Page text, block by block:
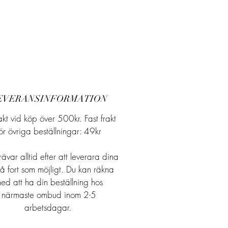
vid köp över 500kr. Fast frakt
övriga beställningar: 49kr
alltid efter att leverara dina
fort som möjligt. Du kan räkna
att ha din beställning hos
närmaste ombud inom 2-5
arbetsdagar.